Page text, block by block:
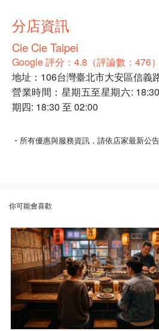
分店資訊
Cie Cie Taipei
Google 評分：4.8（評論數：476）
地址：106台灣臺北市大安區信義
營業時間：星期五至星期六:
期四: 18:30 至 02:00
- 所有優惠與服務資訊，請依店家最新公
你可能會喜歡